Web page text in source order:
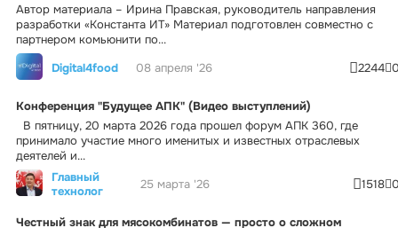
Автор материала – Ирина Правская, руководитель направления
разработки «Константа ИТ» Материал подготовлен совместно с
партнером комьюнити по...
Digital4food
08 апреля '26 2244
Конференция "Будущее АПК" (Видео выступлений)
В пятницу, 20 марта 2026 года прошел форум АПК 360, где
принимало участие много именитых и известных отраслевых
деятелей и...
Главный
технолог
25 марта '26 1518
Честный знак для мясокомбинатов — просто о сложном